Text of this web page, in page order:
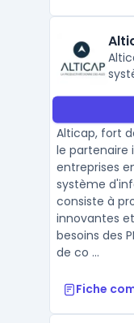
Alticap, fort
le partenaire
entreprises
système
consiste à
innovantes
besoins des
de co ...
Fiche